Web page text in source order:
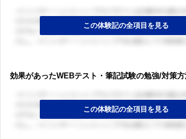
効果があったWEBテスト・筆記試験の勉強/対策